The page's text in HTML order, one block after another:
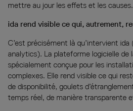
mettre au jour les effets et les causes.
ida rend visible ce qui, autrement,
C’est précisément là qu’intervient
analytics). La plateforme logicielle de
spécialement conçue pour les
complexes. Elle rend visible ce qui
de disponibilité, goulets
temps réel, de manière transparente